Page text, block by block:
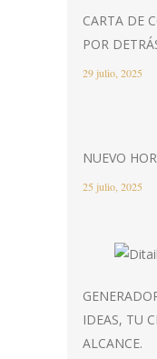
CARTA DE
POR
29 julio, 2025
NUEVO
25 julio, 2025
IDEAS, TU
ALCANCE.